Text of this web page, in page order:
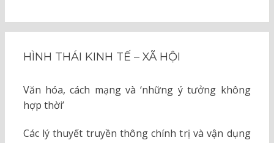
HÌNH THÁI KINH TẾ – XÃ HỘI
Văn hóa, cách mạng và ‘những ý tưởng không
hợp thời’
Các lý thuyết truyền thông chính trị và vận dụng